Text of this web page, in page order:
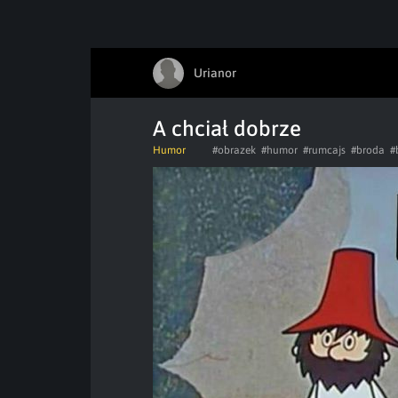
Urianor
A chciał dobrze
Humor #obrazek #humor #rumcajs #broda